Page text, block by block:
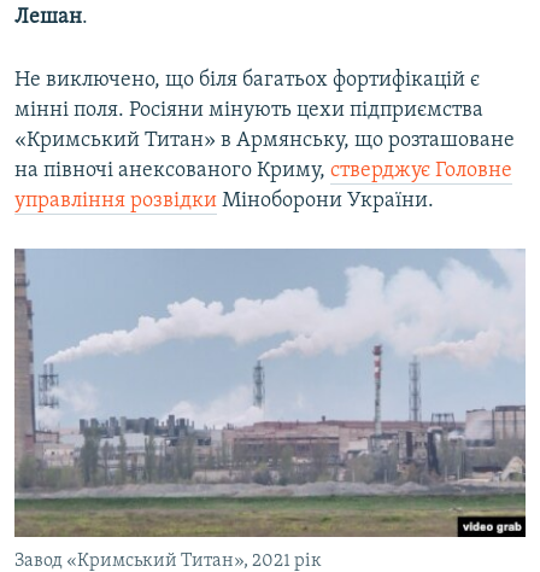
Лешан.
Не виключено, що біля багатьох фортифікацій є
мінні поля. Росіяни мінують цехи підприємства
«Кримський Титан» в Армянську, що розташоване
на півночі анексованого Криму, стверджує Головне
управління розвідки Міноборони України.
Завод «Кримський Титан», 2021 рік